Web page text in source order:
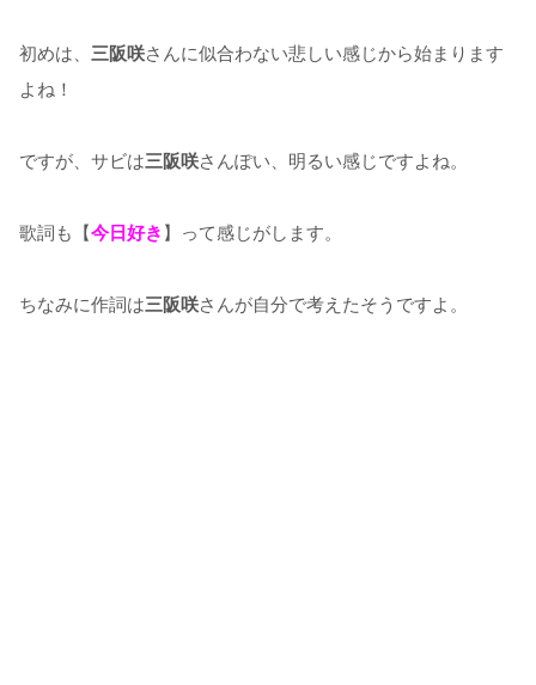
初めは、 三阪咲さんに似合わない悲しい感じから始まります
よね！
ですが、サビは三阪咲さんぽい、明るい感じですよね。
歌詞も【今日好き 】って感じがします。
ちなみに作詞は三阪咲さんが自分で考えたそうですよ。